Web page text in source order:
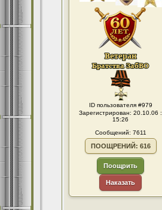
ID пользователя #979
Зарегистрирован: 20.10.06 :
15:26
Сообщений: 7611
ПООЩРЕНИЙ: 616
Поощрить
Наказать